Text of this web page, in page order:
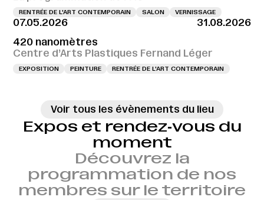
RENTRÉE DE L'ART CONTEMPORAIN SALON VERNISSAGE
07.05.2026
31.08.2026
420 nanomètres
Centre d’Arts Plastiques Fernand Léger
EXPOSITION PEINTURE RENTRÉE DE L'ART CONTEMPORAIN
Voir tous les évènements du lieu
Expos et rendez‑vous du
moment
Découvrez la
programmation de nos
membres sur le territoire